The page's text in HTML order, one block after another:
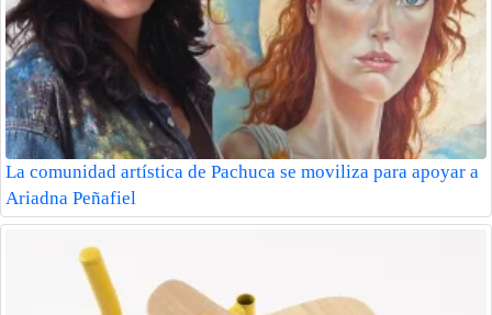
La comunidad artística de Pachuca se moviliza para apoyar a
Ariadna Peñafiel